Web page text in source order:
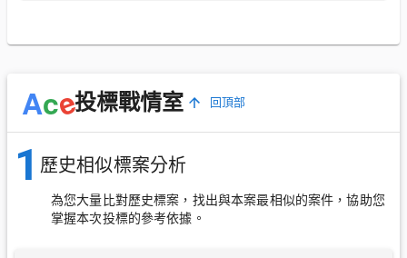
Ace投標戰情室 回頂部
1 歷史相似標案分析
為您大量比對歷史標案，找出與本案最相似的案件，協助您
掌握本次投標的參考依據。